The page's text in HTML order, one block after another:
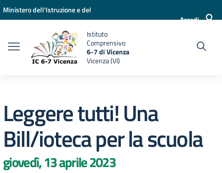
Vai ai contenuti
Vai al menu di navigazione
Vai al footer
Ministero dell'Istruzione e del
Accedi
Istituto
Comprensivo
6-7 di Vicenza
Vicenza (VI)
Leggere tutti! Una
Bill/ioteca per la scuola
giovedì, 13 aprile 2023